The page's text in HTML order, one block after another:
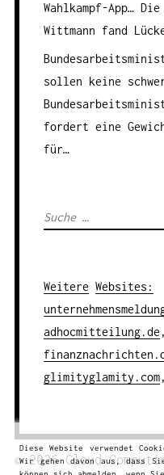
Wahlkampf-App…Die
Wittmann fand
sollen keine
fordert eine
für…
S
h
e
n
a
c
Weitere Websites :
adhocmitteilung.de ,
glimityglamity.com
© 2026Cloud
Diese Website verwendet
Wir gehen davon aus, dass